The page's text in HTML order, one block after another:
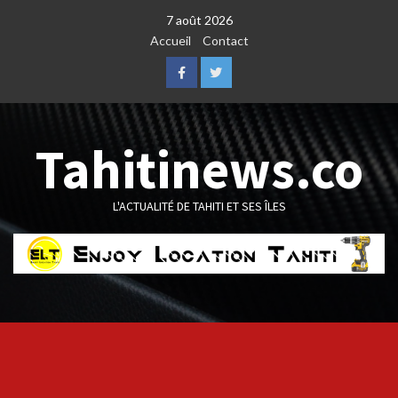
7 août 2026
Accueil
Contact
FacebookTwitter
Tahitinews.co
L'ACTUALITÉ DE TAHITI ET SES ÎLES